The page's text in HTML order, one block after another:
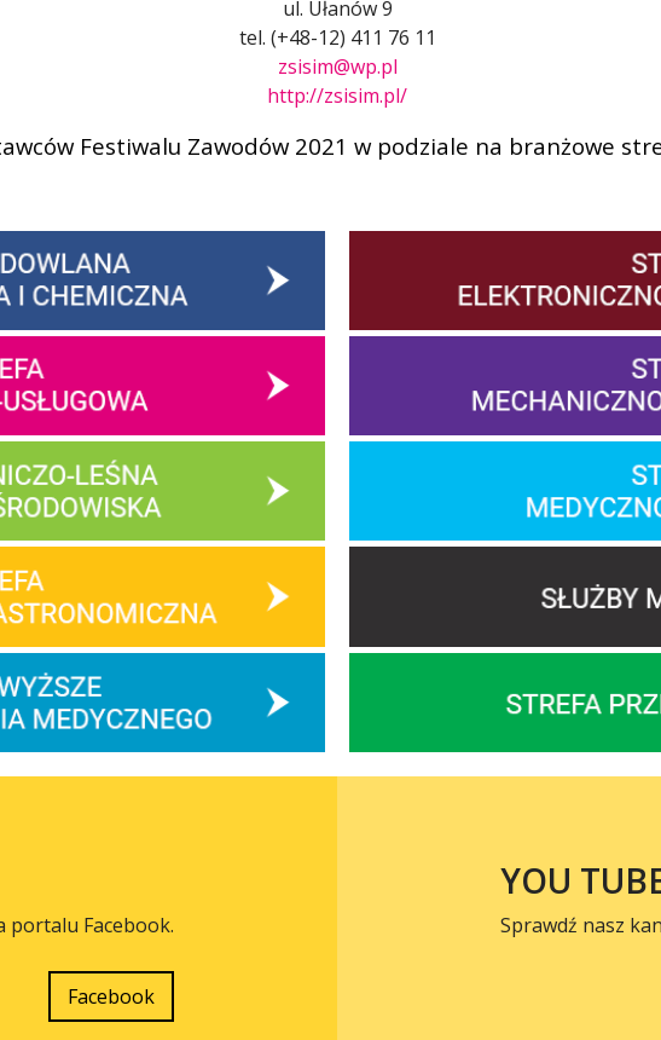
ul. Ułanów 9
tel. (+48-12) 411 76 11
zsisim@wp.pl
http://zsisim.pl/
Festiwalu Zawodów 2021 w podziale na branżowe
portalu Facebook.
Facebook
YOU
Sprawdź nasz